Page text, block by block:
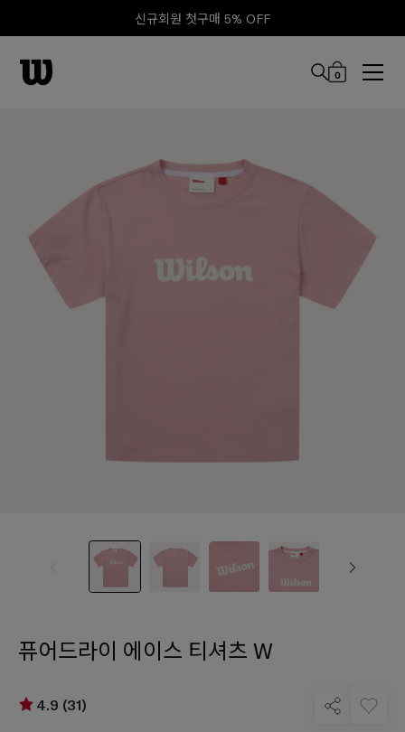
신규회원 첫구매 5% OFF
0
퓨어드라이 에이스 티셔츠 W
4.9 (31)